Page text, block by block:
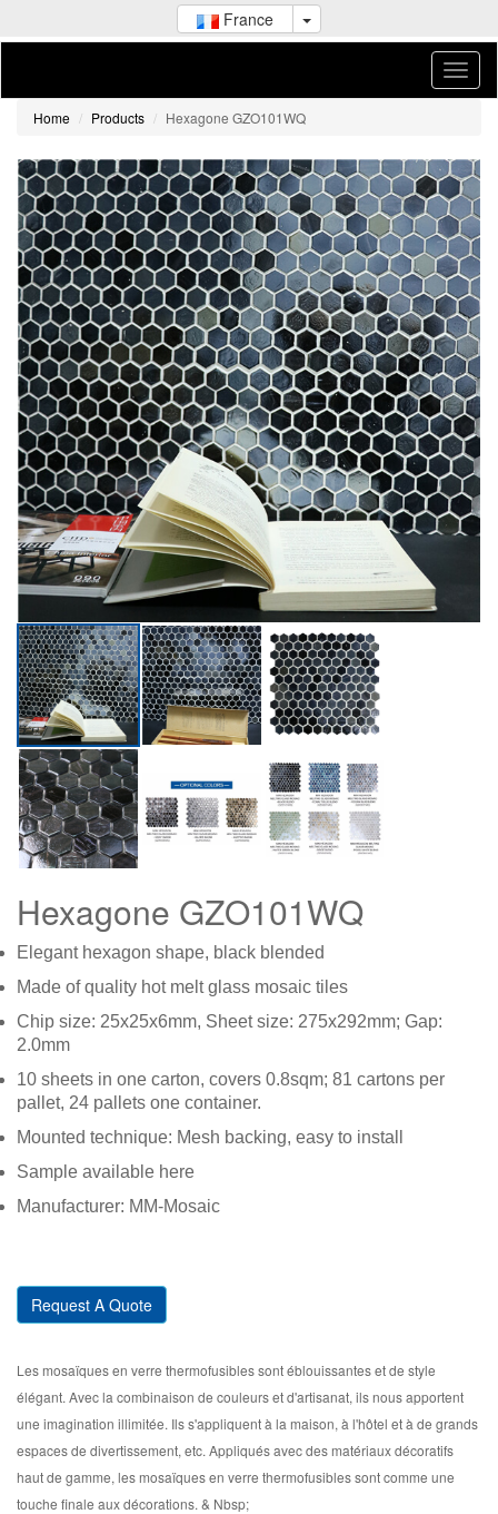
France
Home Products Hexagone GZO101WQ
Hexagone GZO101WQ
Elegant hexagon shape, black blended
Made of quality hot melt glass mosaic tiles
Chip size: 25x25x6mm, Sheet size: 275x292mm; Gap:
2.0mm
10 sheets in one carton, covers 0.8sqm; 81 cartons per
pallet, 24 pallets one container.
Mounted technique: Mesh backing, easy to install
Sample available here
Manufacturer: MM-Mosaic
Request A Quote
Les mosaïques en verre thermofusibles sont éblouissantes et de style
élégant. Avec la combinaison de couleurs et d'artisanat, ils nous apportent
une imagination illimitée. Ils s'appliquent à la maison, à l'hôtel et à de grands
espaces de divertissement, etc. Appliqués avec des matériaux décoratifs
haut de gamme, les mosaïques en verre thermofusibles sont comme une
touche finale aux décorations. & Nbsp;